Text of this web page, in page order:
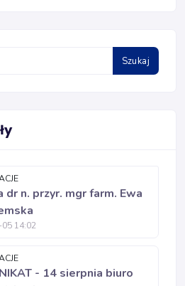
Szukaj
dr n. przyr. mgr farm. Ewa
14:02
- 14 sierpnia biuro